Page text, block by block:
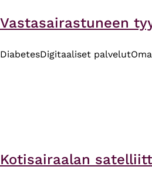
Vastasairastuneen
DiabetesDigitaaliset palvelut
Kotisairaalan